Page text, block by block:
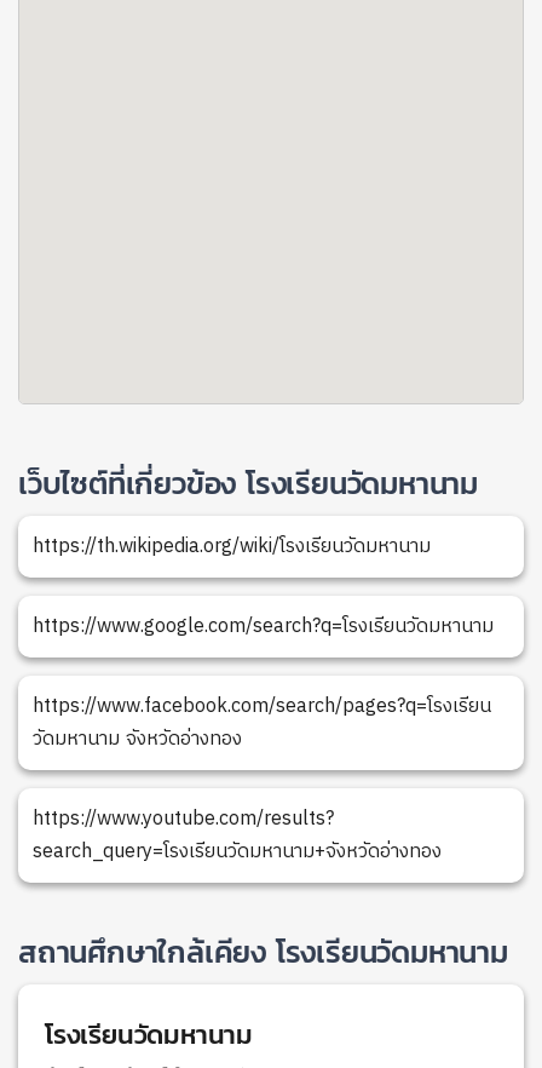
เว็บไซต์ที่เกี่ยวข้อง โรงเรียนวัดมหานาม
https://th.wikipedia.org/wiki/โรงเรียนวัดมหานาม
https://www.google.com/search?q=โรงเรียนวัดมหานาม
https://www.facebook.com/search/pages?q=โรงเรียน
วัดมหานาม จังหวัดอ่างทอง
https://www.youtube.com/results?
search_query=โรงเรียนวัดมหานาม+จังหวัดอ่างทอง
สถานศึกษาใกล้เคียง โรงเรียนวัดมหานาม
โรงเรียนวัดมหานาม